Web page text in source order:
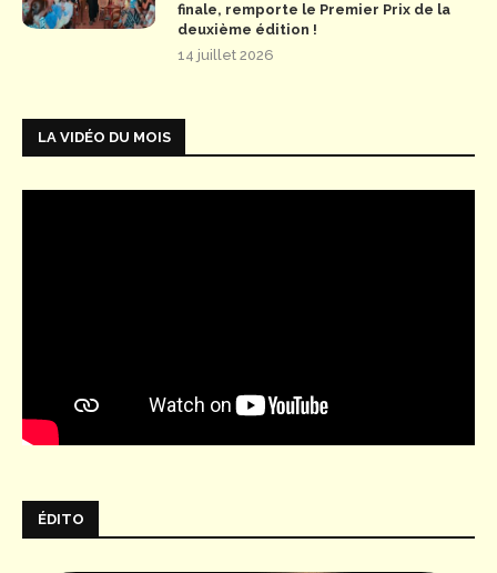
finale, remporte le Premier Prix de la
deuxième édition !
14 juillet 2026
LA VIDÉO DU MOIS
ÉDITO